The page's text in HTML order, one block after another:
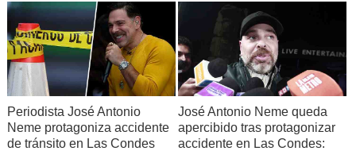
Periodista José Antonio
Neme protagoniza accidente
de tránsito en Las Condes
José Antonio Neme queda
apercibido tras protagonizar
accidente en Las Condes: